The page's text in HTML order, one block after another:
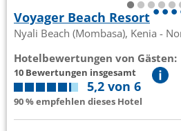
Voyager Beach Resort
Nyali Beach (Mombasa), Kenia -
Hotelbewertungen von Gästen:
10 Bewertungen insgesamt
5,2 von 6
90 % empfehlen dieses Hotel